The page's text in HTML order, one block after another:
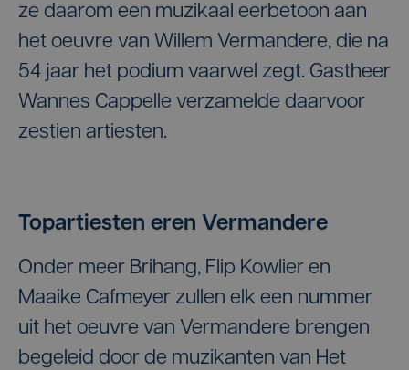
ze daarom een muzikaal eerbetoon aan
het oeuvre van Willem Vermandere, die na
54 jaar het podium vaarwel zegt. Gastheer
Wannes Cappelle verzamelde daarvoor
zestien artiesten.
Topartiesten eren Vermandere
Onder meer Brihang, Flip Kowlier en
Maaike Cafmeyer zullen elk een nummer
uit het oeuvre van Vermandere brengen
begeleid door de muzikanten van Het